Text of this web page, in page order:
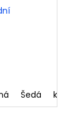
Šedá